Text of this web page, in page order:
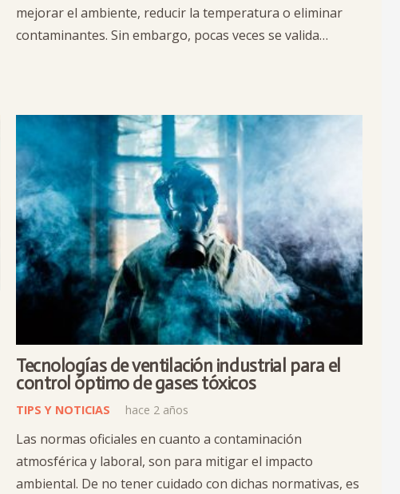
mejorar el ambiente, reducir la temperatura o eliminar
contaminantes. Sin embargo, pocas veces se valida…
Tecnologías de ventilación industrial para el
control óptimo de gases tóxicos
TIPS Y NOTICIAS hace 2 años
Las normas oficiales en cuanto a contaminación
atmosférica y laboral, son para mitigar el impacto
ambiental. De no tener cuidado con dichas normativas, es